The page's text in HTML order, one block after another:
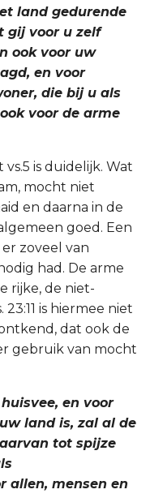
land gedurende
gij voor u zelf
ook voor uw
en voor
die bij u als
voor de arme
is duidelijk. Wat
mocht niet
en daarna in de
goed. Een
zoveel van
had. De arme
rijke, de niet-
is hiermee niet
dat ook de
gebruik van mocht
en voor
land is, zal al de
tot spijze
allen, mensen en